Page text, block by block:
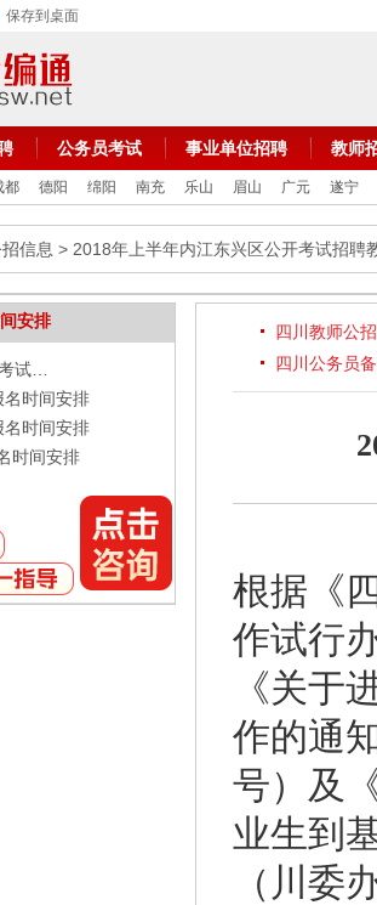
保存到桌面
公务员考试 事业单位招聘 教师
都 德阳 绵阳 南充 乐山 眉山 广元 遂宁
信息 > 2018年上半年内江东兴区公开考试招聘
安排
试…
时间安排
时间安排
时间安排
四川教师公
四川公务员
根据《
作试行
《关于
作的通
号）及
业生到
（川委